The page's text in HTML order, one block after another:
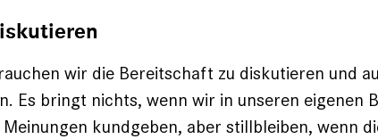
wir die Bereitschaft zu diskutieren und
Es bringt nichts, wenn wir in unseren eigenen
kundgeben, aber stillbleiben, wenn